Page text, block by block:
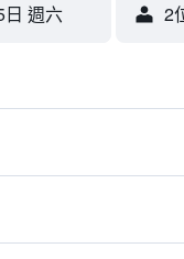
週六 2